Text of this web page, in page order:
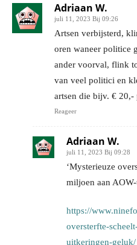
Adriaan W.
juli 11, 2023 Bij 09:26
Artsen verbijsterd,
oren waneer politice
ander voorval, flink
van veel politici en
artsen die bijv. € 20,-
Reageer
Adriaan W.
juli 11, 2023 Bij 09:28
‘Mysterieuze
miljoen aan
https://
oversterfte-
uitkeringen-geluk/